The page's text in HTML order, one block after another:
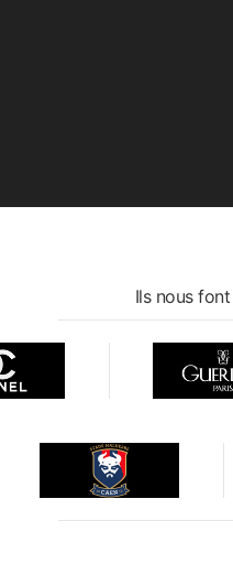
Ils nous